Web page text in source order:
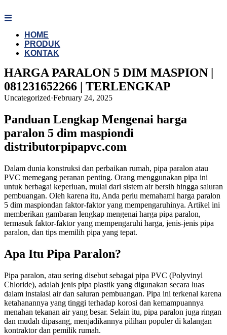
to
HOME
PRODUK
KONTAK
HARGA PARALON 5 DIM MASPION |
081231652266 | TERLENGKAP
Uncategorized·February 24, 2025
Panduan Lengkap Mengenai harga
paralon 5 dim maspiondi
distributorpipapvc.com
Dalam dunia konstruksi dan perbaikan rumah, pipa paralon atau
PVC memegang peranan penting. Orang menggunakan pipa ini
untuk berbagai keperluan, mulai dari sistem air bersih hingga saluran
pembuangan. Oleh karena itu, Anda perlu memahami harga paralon
5 dim maspiondan faktor-faktor yang mempengaruhinya. Artikel ini
memberikan gambaran lengkap mengenai harga pipa paralon,
termasuk faktor-faktor yang mempengaruhi harga, jenis-jenis pipa
paralon, dan tips memilih pipa yang tepat.
Apa Itu Pipa Paralon?
Pipa paralon, atau sering disebut sebagai pipa PVC (Polyvinyl
Chloride), adalah jenis pipa plastik yang digunakan secara luas
dalam instalasi air dan saluran pembuangan. Pipa ini terkenal karena
ketahanannya yang tinggi terhadap korosi dan kemampuannya
menahan tekanan air yang besar. Selain itu, pipa paralon juga ringan
dan mudah dipasang, menjadikannya pilihan populer di kalangan
kontraktor dan pemilik rumah.